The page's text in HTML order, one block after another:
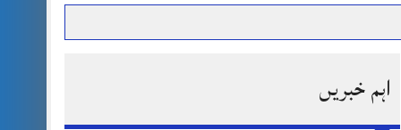
پر قربان
اہم خبریں